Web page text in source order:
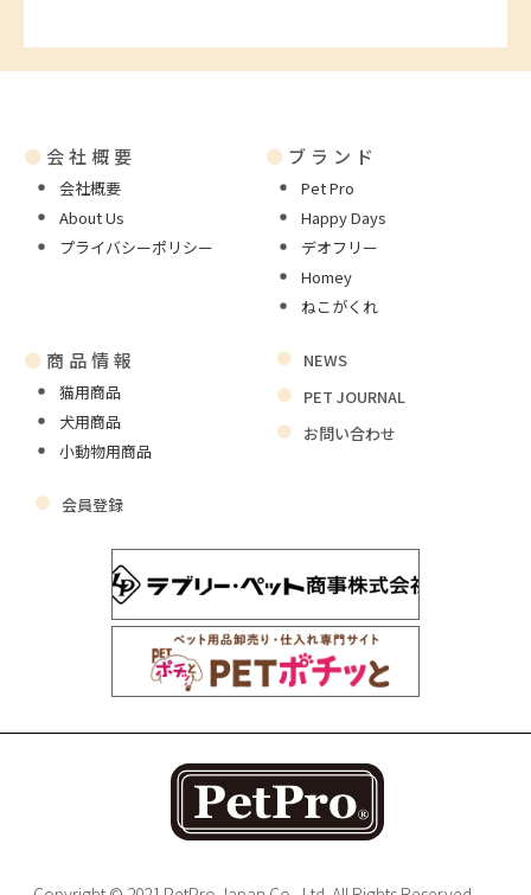
● 会社概要
会社概要
About Us
プライバシーポリシー
● ブランド
Pet Pro
Happy Days
デオフリー
Homey
ねこがくれ
● 商品情報
猫用商品
犬用商品
小動物用商品
NEWS
PET JOURNAL
お問い合わせ
会員登録